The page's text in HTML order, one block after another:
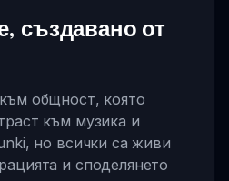
създавано от
общност, която
към музика и
но всички са живи
и споделянето